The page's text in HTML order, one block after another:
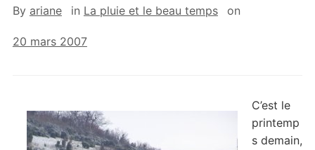
By ariane in La pluie et le beau temps on
20 mars 2007
C’est le
printemp
s demain,